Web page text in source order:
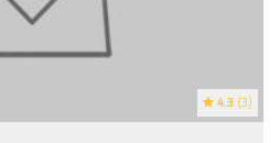
4.3 (3)